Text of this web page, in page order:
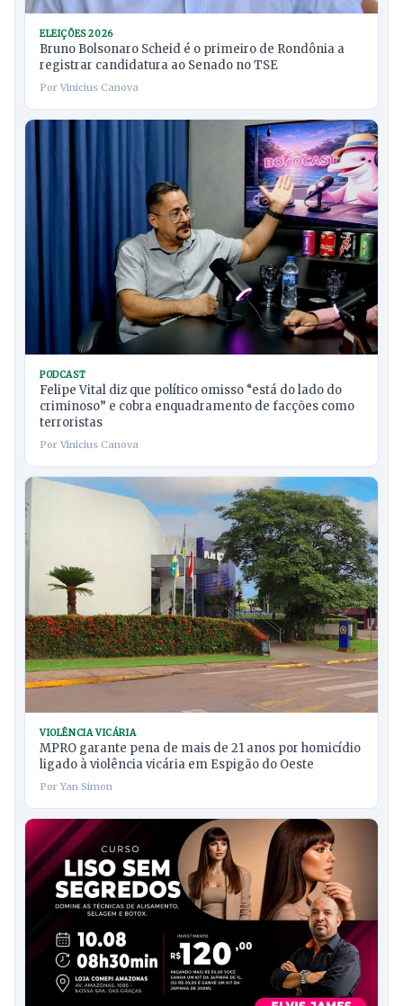
ELEIÇÕES 2026
Bruno Bolsonaro Scheid é o primeiro de Rondônia a
registrar candidatura ao Senado no TSE
Por Vinicius Canova
PODCAST
Felipe Vital diz que político omisso “está do lado do
criminoso” e cobra enquadramento de facções como
terroristas
Por Vinicius Canova
VIOLÊNCIA VICÁRIA
MPRO garante pena de mais de 21 anos por homicídio
ligado à violência vicária em Espigão do Oeste
Por Yan Simon